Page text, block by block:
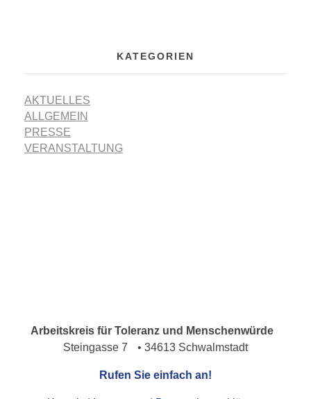
KATEGORIEN
AKTUELLES
ALLGEMEIN
PRESSE
VERANSTALTUNG
Arbeitskreis für Toleranz und Menschenwürde
Steingasse 7 • 34613 Schwalmstadt
Rufen Sie einfach an!